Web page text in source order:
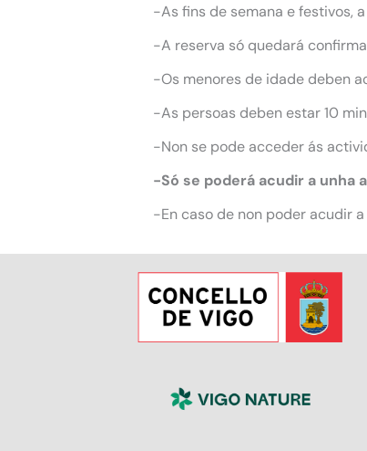
-As fins de semana e festivos,
-A reserva só quedará
-Os menores de idade deben
-As persoas deben estar 10
-Non se pode acceder ás
-Só se poderá acudir a unha
-En caso de non poder acudir